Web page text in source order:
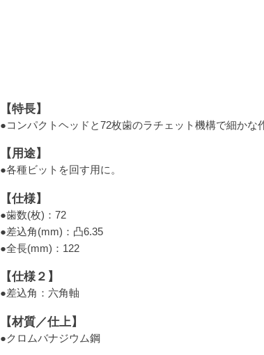
【特長】
●コンパクトヘッドと72枚歯のラチェット機構で細かな
【用途】
●各種ビットを回す用に。
【仕様】
●歯数(枚)：72
●差込角(mm)：凸6.35
●全長(mm)：122
【仕様２】
●差込角：六角軸
【材質／仕上】
●クロムバナジウム鋼